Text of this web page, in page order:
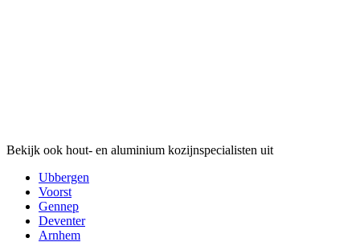
Bekijk ook hout- en aluminium kozijnspecialisten uit
Ubbergen
Voorst
Gennep
Deventer
Arnhem